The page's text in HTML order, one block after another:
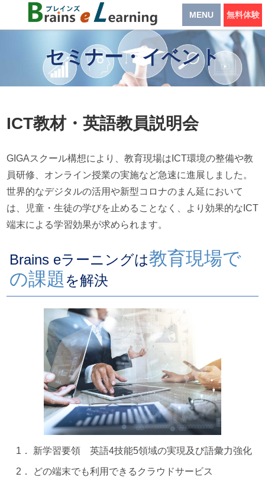
セミナー・イベント
ICT教材・英語教員説明会
GIGAスクール構想により、教育現場はICT環境の整備や教
員研修、オンライン授業の実施など急速に進展しました。
世界的なデジタルの活用や新型コロナのまん延において
は、児童・生徒の学びを止めることなく、より効果的なICT
端末による学習効果が求められます。
Brains eラーニングは教育現場で
の課題を解決
1． 新学習要領 英語4技能5領域の実現及び語彙力強化
2． どの端末でも利用できるクラウドサービス
MENU 無料体験